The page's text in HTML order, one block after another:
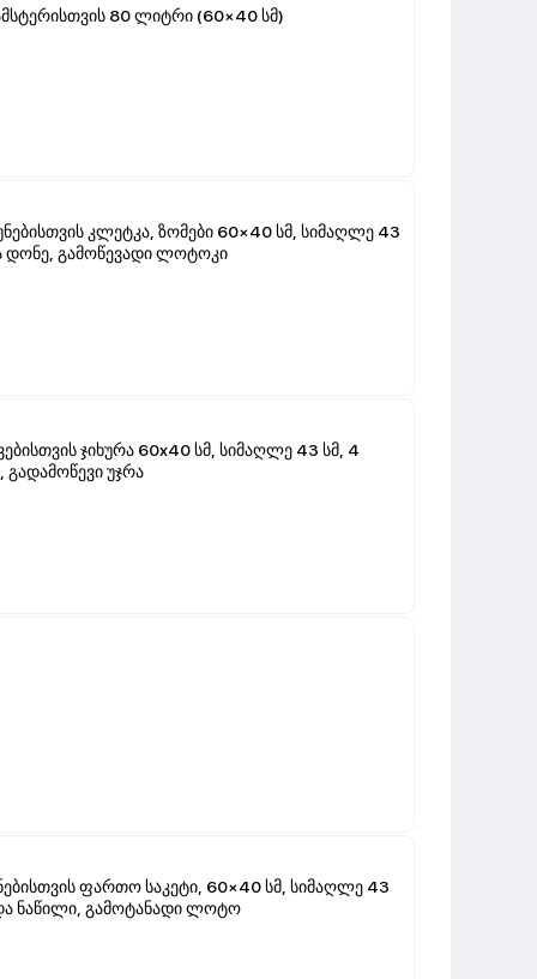
80 ლიტრი (60×40 სმ)
კლეტკა, ზომები 60×40 სმ, სიმაღლე 43
დონე, გამოწევადი ლოტოკი
ჯიხურა 60х40 სმ, სიმაღლე 43 სმ, 4
გადამოწევი უჯრა
ფართო საკეტი, 60×40 სმ, სიმაღლე 43
ნაწილი, გამოტანადი ლოტო